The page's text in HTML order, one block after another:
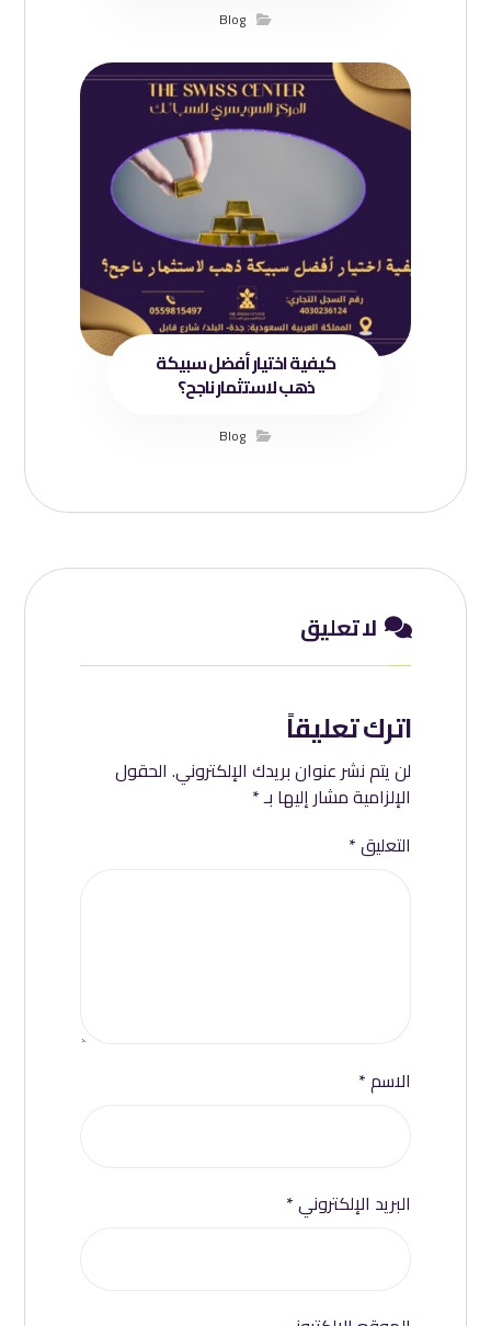
Blog
كيفية اختيار أفضل سبيكة
ذهب لاستثمار ناجح؟
Blog
لا تعليق
اترك تعليقاً
لن يتم نشر عنوان بريدك الإلكتروني. الحقول
الإلزامية مشار إليها بـ*
التعليق*
الاسم*
البريد الإلكتروني*